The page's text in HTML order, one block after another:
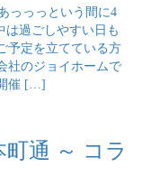
っっっという間に4
は過ごしやすい日も
予定を立てている方
社のジョイホームで
催 […]
町通 ～ コラ